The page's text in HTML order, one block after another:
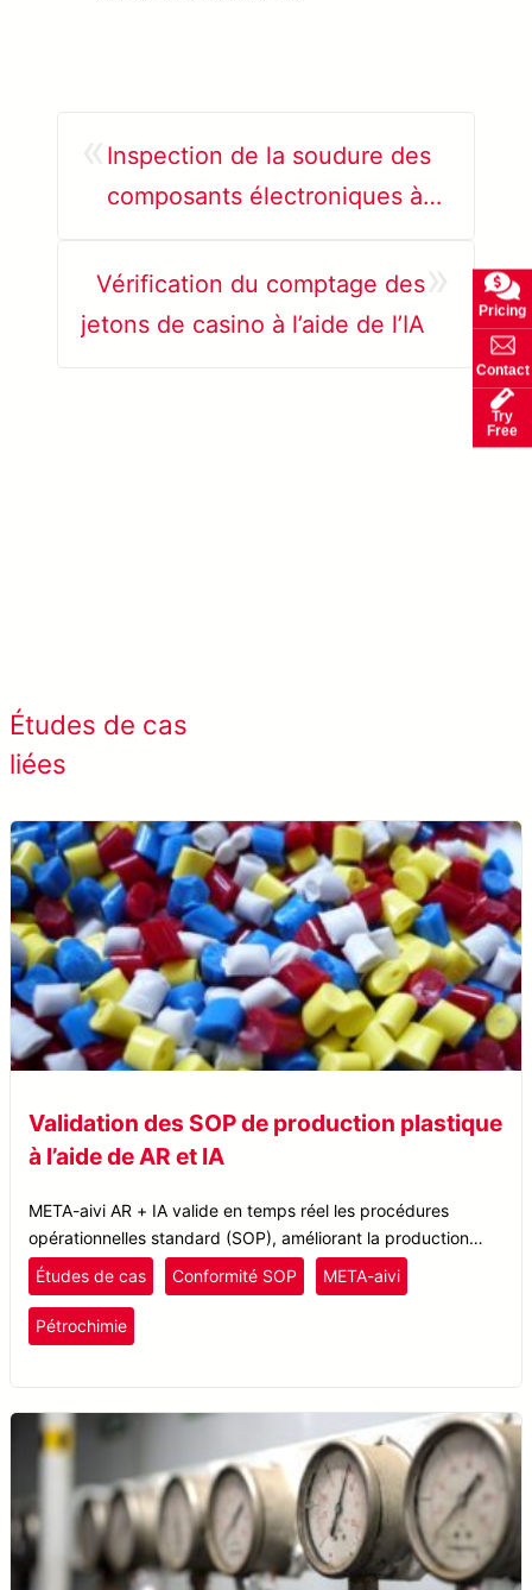
Inspection de la soudure des
composants électroniques à
Vérification du comptage des
jetons de casino à l’aide de l’IA
Études de cas
liées
Validation des SOP de production plastique
à l’aide de AR et IA
META-aivi AR + IA valide en temps réel les procédures
opérationnelles standard (SOP), améliorant la production
plastique d’une entreprise de matériaux de performance,
augmentant l’efficacité et réduisant les temps d’arrêt.
Études de cas Conformité SOP META-aivi
Pétrochimie
Pricing
Contact
Try
Free